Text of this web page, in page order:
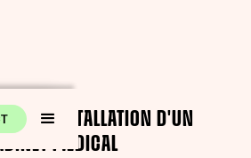
D'INSTALLATION D'UN
MÉDICAL